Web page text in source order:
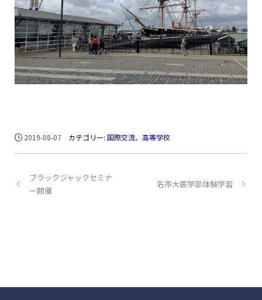
2019-08-07 カテゴリー:国際交流、高等学校
ブラックジャックセミナ
ー開催
名市大医学部体験学習